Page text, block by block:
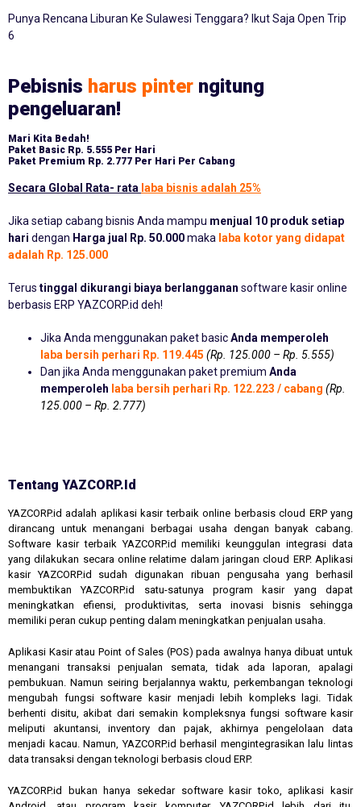
Punya Rencana Liburan Ke Sulawesi Tenggara? Ikut Saja Open Trip
6
Pebisnis harus pinter ngitung
pengeluaran!
Mari Kita Bedah!
Paket Basic Rp. 5.555 Per Hari
Paket Premium Rp. 2.777 Per Hari Per Cabang
Secara Global Rata- rata laba bisnis adalah 25%
Jika setiap cabang bisnis Anda mampu menjual 10 produk setiap
hari dengan Harga jual Rp. 50.000maka laba kotor yang didapat
adalah Rp. 125.000
Terus tinggal dikurangi biaya berlangganan software kasir online
berbasis ERP YAZCORP.id deh!
Jika Anda menggunakan paket basicAnda memperoleh
laba bersih perhari Rp. 119.445 (Rp. 125.000 – Rp. 5.555)
Dan jika Anda menggunakan paket premium Anda
memperoleh laba bersih perhari Rp. 122.223 / cabang (Rp.
125.000 – Rp. 2.777)
Tentang YAZCORP.id
YAZCORP.id adalah aplikasi kasir terbaik online berbasis cloud ERP yang
dirancang untuk menangani berbagai usaha dengan banyak cabang.
Software kasir terbaik YAZCORP.id memiliki keunggulan integrasi data
yang dilakukan secara online relatime dalam jaringan cloud ERP. Aplikasi
kasir YAZCORP.id sudah digunakan ribuan pengusaha yang berhasil
membuktikan YAZCORP.id satu-satunya program kasir yang dapat
meningkatkan efiensi, produktivitas, serta inovasi bisnis sehingga
memiliki peran cukup penting dalam meningkatkan penjualan usaha.
Aplikasi Kasir atau Point of Sales (POS) pada awalnya hanya dibuat untuk
menangani transaksi penjualan semata, tidak ada laporan, apalagi
pembukuan. Namun seiring berjalannya waktu, perkembangan teknologi
mengubah fungsi software kasir menjadi lebih kompleks lagi. Tidak
berhenti disitu, akibat dari semakin kompleksnya fungsi software kasir
meliputi akuntansi, inventory dan pajak, akhirnya pengelolaan data
menjadi kacau. Namun, YAZCORP.id berhasil mengintegrasikan lalu lintas
data transaksi dengan teknologi berbasis cloud ERP.
YAZCORP.id bukan hanya sekedar software kasir toko, aplikasi kasir